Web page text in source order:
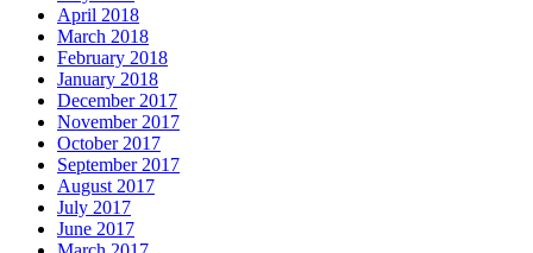
April 2018
March 2018
February 2018
January 2018
December 2017
November 2017
October 2017
September 2017
August 2017
July 2017
June 2017